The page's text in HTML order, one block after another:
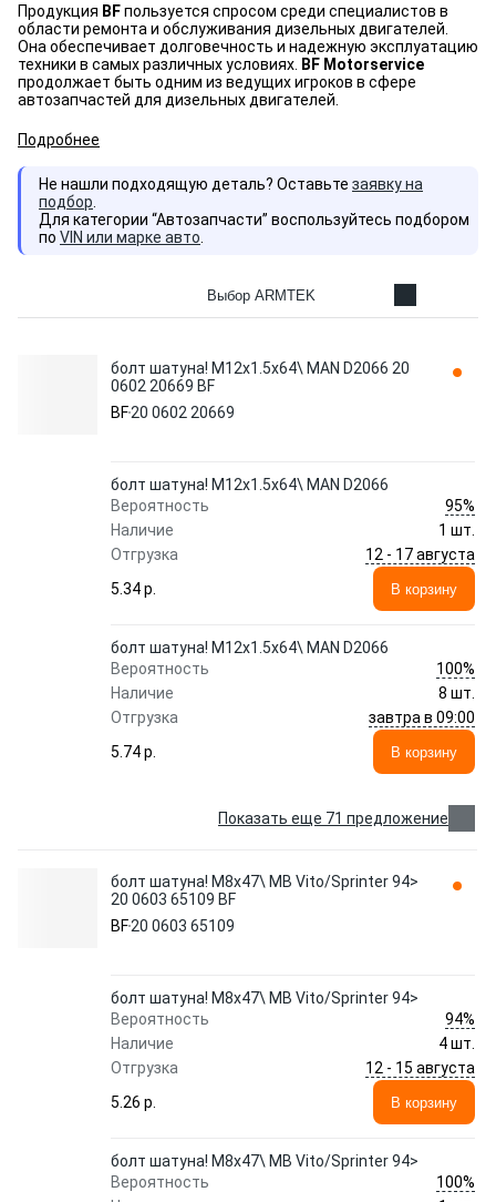
Продукция BFпользуется спросом среди специалистов в
области ремонта и обслуживания дизельных двигателей.
Она обеспечивает долговечность и надежную эксплуатацию
техники в самых различных условиях. BF Motorservice
продолжает быть одним из ведущих игроков в сфере
автозапчастей для дизельных двигателей.
Подробнее
Не нашли подходящую деталь? Оставьте заявку на
подбор
Для категории “Автозапчасти” воспользуйтесь подбором
по VIN или марке авто
Выбор ARMTEK
болт шатуна! M12x1.5x64\ MAN D2066 20
0602 20669 BF
BF20 0602 20669
болт шатуна! M12x1.5x64\ MAN D2066
Вероятность
95%
Наличие
1 шт.
Отгрузка
12 - 17 августа
5.34 p.
В корзину
болт шатуна! M12x1.5x64\ MAN D2066
Вероятность
100%
Наличие
8 шт.
Отгрузка
завтра в 09:00
5.74 p.
В корзину
Показать еще 71 предложение
болт шатуна! M8x47\ MB Vito/Sprinter 94>
20 0603 65109 BF
BF20 0603 65109
болт шатуна! M8x47\ MB Vito/Sprinter 94>
Вероятность
94%
Наличие
4 шт.
Отгрузка
12 - 15 августа
5.26 p.
В корзину
болт шатуна! M8x47\ MB Vito/Sprinter 94>
Вероятность
100%